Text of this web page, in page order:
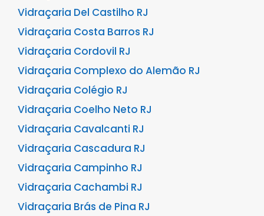
Vidraçaria Del Castilho RJ
Vidraçaria Costa Barros RJ
Vidraçaria Cordovil RJ
Vidraçaria Complexo do Alemão RJ
Vidraçaria Colégio RJ
Vidraçaria Coelho Neto RJ
Vidraçaria Cavalcanti RJ
Vidraçaria Cascadura RJ
Vidraçaria Campinho RJ
Vidraçaria Cachambi RJ
Vidraçaria Brás de Pina RJ